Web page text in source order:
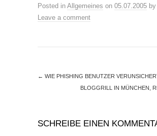
Posted in Allgemeines on 05.07.2005 by
Leave a comment
← WIE PHISHING BENUTZER
BLOGGRILL IN MÜNCHEN,
SCHREIBE EINEN